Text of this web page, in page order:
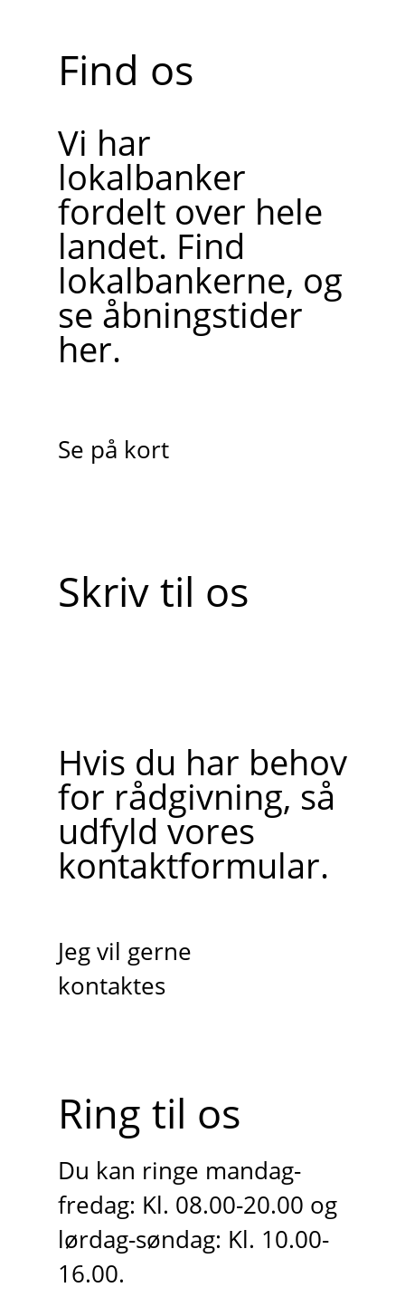
Find os
Vi har
lokalbanker
fordelt over hele
landet. Find
lokalbankerne, og
se åbningstider
her.
Se på kort
Skriv til os
Hvis du har behov
for rådgivning, så
udfyld vores
kontaktformular.
Jeg vil gerne
kontaktes
Ring til os
Du kan ringe mandag-
fredag: Kl. 08.00-20.00 og
lørdag-søndag: Kl. 10.00-
16.00.